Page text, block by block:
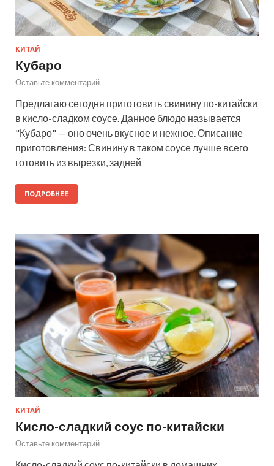
КИТАЙ
Кубаро
Оставьте комментарий
Предлагаю сегодня приготовить свинину по-китайски
в кисло-сладком соусе. Данное блюдо называется
"Кубаро" — оно очень вкусное и нежное. Описание
приготовления: Свинину в таком соусе лучше всего
готовить из вырезки, задней
ПОДРОБНЕЕ
КИТАЙ
Кисло-сладкий соус по-китайски
Оставьте комментарий